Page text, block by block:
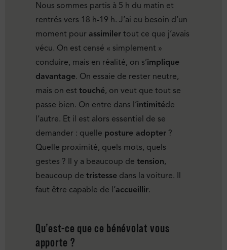
Nous sommes partis à 5 h du matin et
rentrés vers 18 h-19 h. J’ai eu besoin d’un
moment pour assimiler tout ce que j’avais
vécu. On est censé « simplement »
conduire, mais en réalité, on s’implique
davantage. On essaie de rester neutre,
mais on est touché, on veut que tout se
passe bien. On entre dans l’intimitéde
l’autre. Et il est alors essentiel de se
demander : quelle posture adopter ?
Quelle proximité, quels mots, quels
gestes ? Il y a beaucoup de tension,
beaucoup de tristesse dans la voiture. Il
faut être capable de l’accueillir.
Qu’est-ce que ce bénévolat vous
apporte ?